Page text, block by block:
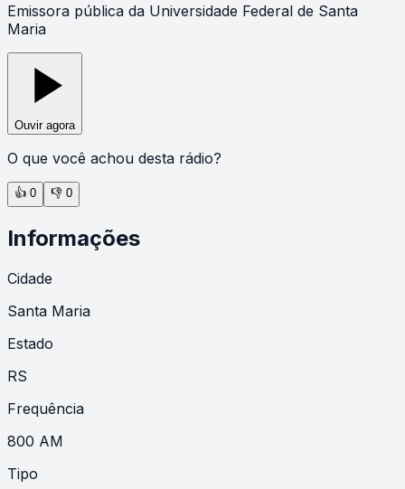
Emissora pública da Universidade Federal de Santa
Maria
Ouvir agora
O que você achou desta rádio?
👍 0 👎 0
Informações
Cidade
Santa Maria
Estado
RS
Frequência
800 AM
Tipo